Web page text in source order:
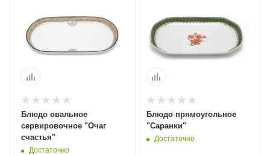
Блюдо овальное
сервировочное "Очаг
счастья"
Достаточно
Блюдо прямоугольное
"Саранки"
Достаточно